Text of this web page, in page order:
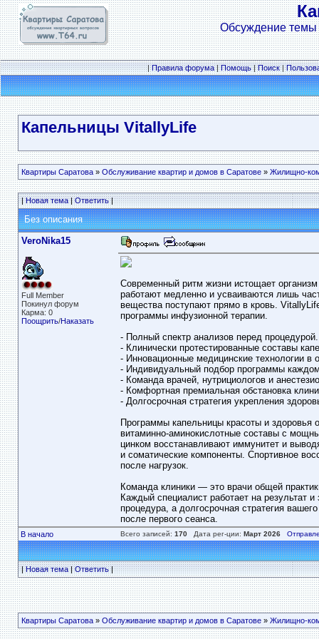
Обсуждение темы
|Правила форума|Помощь|Поиск|
Капельницы VitallyLife
Квартиры Саратова» Обслуживание квартир и домов в Саратове» Жилищно-
|Новая тема|Ответить|
Без описания
VeroNika15
Full Member
Покинул форум
Карма: 0
Поощрить/Наказать
Современный ритм жизни истощает
работают медленно и усваиваются лишь
вещества поступают прямо в кровь.
программы инфузионной терапии.
- Полный спектр анализов перед процедурой.
- Клинически протестированные составы
- Инновационные медицинские технологии в
- Индивидуальный подбор программы
- Команда врачей, нутрициологов и
- Комфортная премиальная обстановка
- Долгосрочная стратегия укрепления
Программы капельницы красоты и здоровья
витаминно-аминокислотные составы с
цинком восстанавливают иммунитет и
и соматические компоненты. Спортивное
после нагрузок.
Команда клиники — это врачи общей
Каждый специалист работает на результат
процедура, а долгосрочная стратегия
после первого сеанса.
В начало Всего записей: 170Дата рег-ции: Март 2026
|Новая тема|Ответить|
Квартиры Саратова» Обслуживание квартир и домов в Саратове» Жилищно-